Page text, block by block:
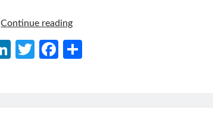
Continue readingEntegrasyon
Testi
Li
T
Fa